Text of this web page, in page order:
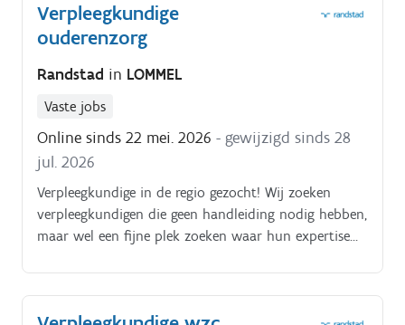
Verpleegkundige
ouderenzorg
Randstad in LOMMEL
Vaste jobs
Online sinds 22 mei. 2026 - gewijzigd sinds 28
jul. 2026
Verpleegkundige in de regio gezocht! Wij zoeken
verpleegkundigen die geen handleiding nodig hebben,
maar wel een fijne plek zoeken waar hun expertise